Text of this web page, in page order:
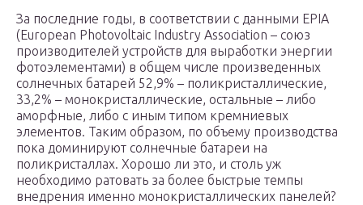
За последние годы, в соответствии с данными EPIA
(European Photovoltaic Industry Association – союз
производителей устройств для выработки энергии
фотоэлементами) в общем числе произведенных
солнечных батарей 52,9% – поликристаллические,
33,2% – монокристаллические, остальные – либо
аморфные, либо с иным типом кремниевых
элементов. Таким образом, по объему производства
пока доминируют солнечные батареи на
поликристаллах. Хорошо ли это, и столь уж
необходимо ратовать за более быстрые темпы
внедрения именно монокристаллических панелей?